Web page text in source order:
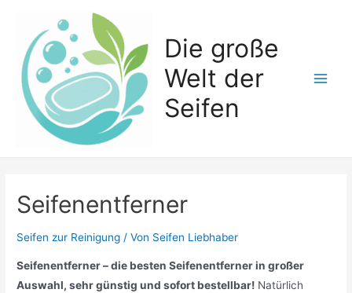
springen
Die große
Welt der
Seifen
Seifenentferner
Seifen zur Reinigung / Von Seifen Liebhaber
Seifenentferner – die besten Seifenentferner in großer
Auswahl, sehr günstig und sofort bestellbar! Natürlich